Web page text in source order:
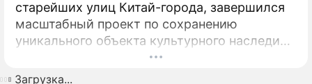
старейших улиц Китай-города, завершился
масштабный проект по сохранению
уникального объекта культурного наследия –
Церкви Илии Пророка в Новгородском
подворье. Этот храм, ставший
Загрузка...